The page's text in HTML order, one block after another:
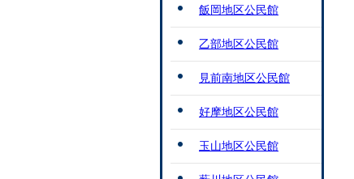
飯岡地区公民館
乙部地区公民館
見前南地区公民館
好摩地区公民館
玉山地区公民館